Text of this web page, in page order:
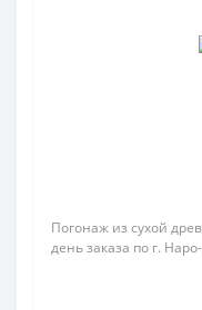
Погонаж из сухой
день заказа по г.